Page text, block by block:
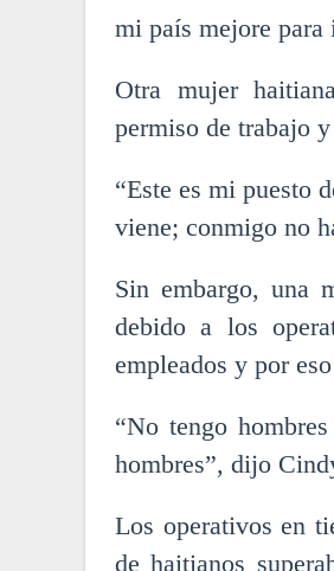
mi país mejore para
Otra mujer
permiso de trabajo
“Este es mi puesto
viene; conmigo no
Sin embargo, una
debido a los
empleados y por
“No tengo
hombres”, dijo
Los operativos en
de haitianos